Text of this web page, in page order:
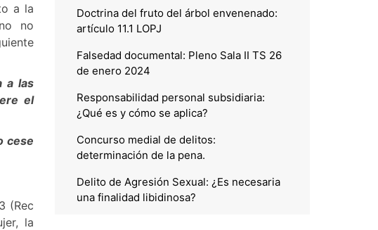
a la
no
a las
el
cese
(Rec
la
Doctrina del fruto del árbol envenenado:
artículo 11.1 LOPJ
Falsedad documental: Pleno Sala II TS 26
de enero 2024
Responsabilidad personal subsidiaria:
¿Qué es y cómo se aplica?
Concurso medial de delitos:
determinación de la pena.
Delito de Agresión Sexual: ¿Es necesaria
una finalidad libidinosa?